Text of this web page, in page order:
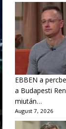
EBBEN a
a Budapesti
miután…
August 7, 2026